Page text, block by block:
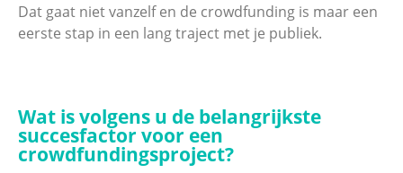
Dat gaat niet vanzelf en de crowdfunding is maar een
eerste stap in een lang traject met je publiek.
Wat is volgens u de belangrijkste
succesfactor voor een
crowdfundingsproject?